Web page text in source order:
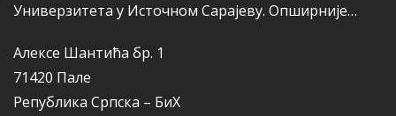
Универзитета у Источном Сарајеву. Опширније…
Алексе Шантића бр. 1
71420 Пале
Република Српска – БиХ